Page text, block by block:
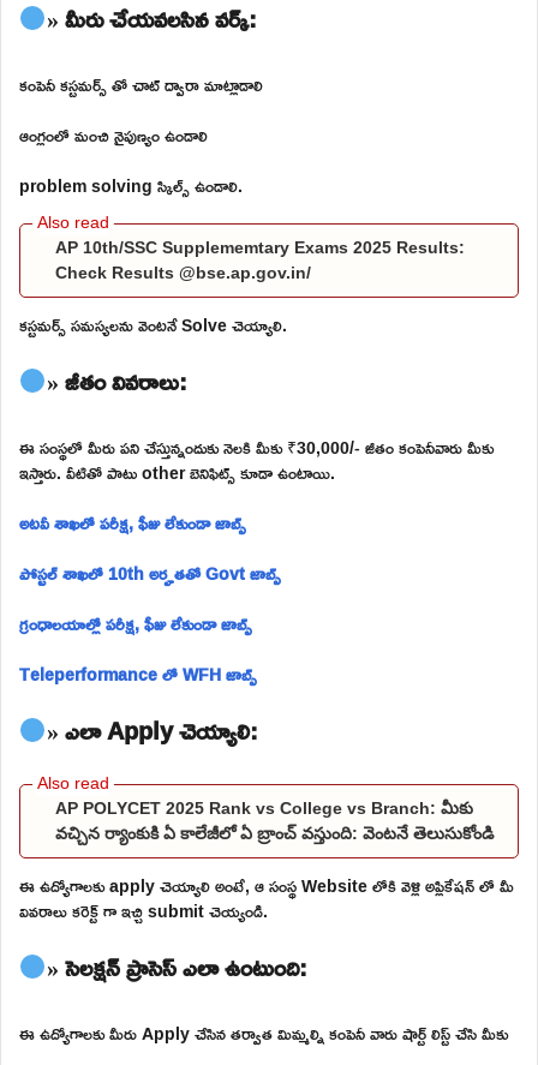
» మీరు చేయవలసిన వర్క్:
కంపెనీ కస్టమర్స్ తో చాట్ ద్వారా మాట్లాడాలి
ఆంగ్లంలో మంచి నైపుణ్యం ఉండాలి
problem solving స్కిల్స్ ఉండాలి.
AP 10th/SSC Supplememtary Exams 2025 Results:
Check Results @bse.ap.gov.in/
కస్టమర్స్ సమస్యలను వెంటనే Solve చెయ్యాలి.
» జీతం వివరాలు:
ఈ సంస్థలో మీరు పని చేస్తున్నందుకు నెలకి మీకు ₹30,000/- జీతం కంపెనీవారు మీకు
ఇస్తారు. వీటితో పాటు other బెనిఫిట్స్ కూడా ఉంటాయి.
అటవీ శాఖలో పరీక్ష, ఫీజు లేకుండా జాబ్స్
పోస్టల్ శాఖలో 10th అర్హతతో Govt జాబ్స్
గ్రంధాలయాల్లో పరీక్ష, ఫీజు లేకుండా జాబ్స్
Teleperformance లో WFH జాబ్స్
» ఎలా Apply చెయ్యాలి:
AP POLYCET 2025 Rank vs College vs Branch: మీకు
వచ్చిన ర్యాంకుకి ఏ కాలేజీలో ఏ బ్రాంచ్ వస్తుంది: వెంటనే తెలుసుకోండి
ఈ ఉద్యోగాలకు apply చెయ్యాలి అంటే, ఆ సంస్థ Website లోకి వెళ్లి అప్లికేషన్ లో మీ
వివరాలు కరెక్ట్ గా ఇచ్చి submit చెయ్యండి.
» సెలక్షన్ ప్రాసెస్ ఎలా ఉంటుంది:
ఈ ఉద్యోగాలకు మీరు Apply చేసిన తర్వాత మిమ్మల్ని కంపెనీ వారు షార్ట్ లిస్ట్ చేసి మీకు